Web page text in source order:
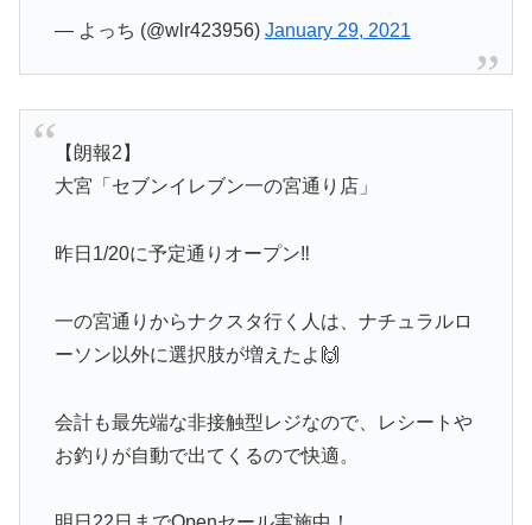
— よっち (@wlr423956) January 29, 2021
【朗報2】
大宮「セブンイレブン一の宮通り店」
昨日1/20に予定通りオープン‼️
一の宮通りからナクスタ行く人は、ナチュラルロ
ーソン以外に選択肢が増えたよ🙌
会計も最先端な非接触型レジなので、レシートや
お釣りが自動で出てくるので快適。